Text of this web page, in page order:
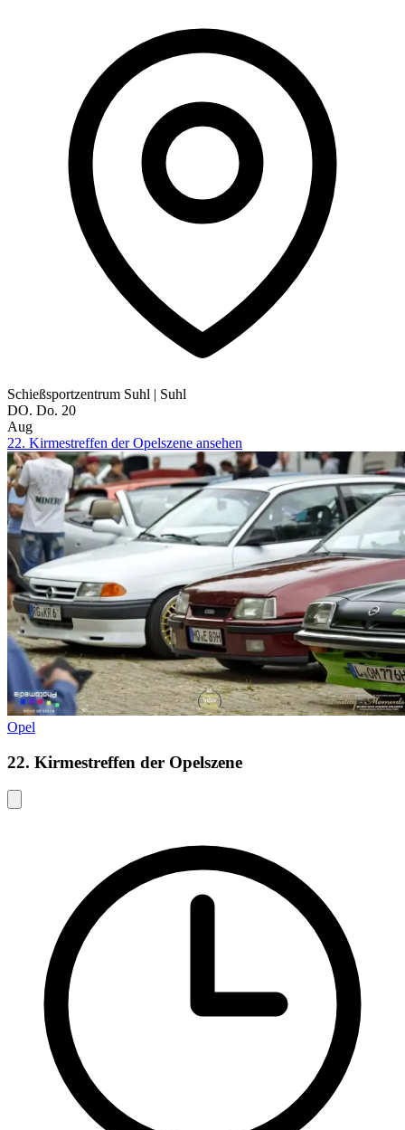
Schießsportzentrum Suhl | Suhl
DO. Do. 20
Aug
22. Kirmestreffen der Opelszene ansehen
Opel
22. Kirmestreffen der Opelszene